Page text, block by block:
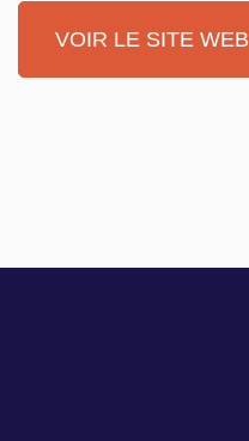
VOIR LE SITE WEB